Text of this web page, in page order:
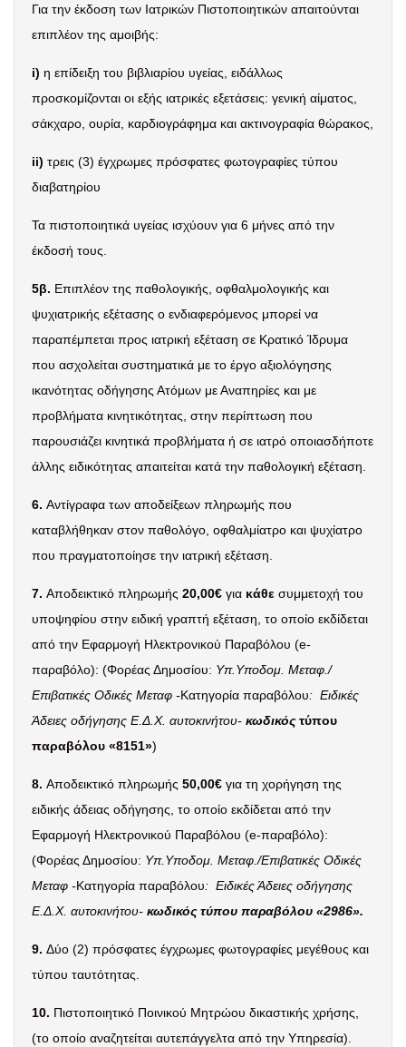
Για την έκδοση των Ιατρικών Πιστοποιητικών απαιτούνται
επιπλέον της αμοιβής:
i) η επίδειξη του βιβλιαρίου υγείας, ειδάλλως
προσκομίζονται οι εξής ιατρικές εξετάσεις: γενική αίματος,
σάκχαρο, ουρία, καρδιογράφημα και ακτινογραφία θώρακος,
ii) τρεις (3) έγχρωμες πρόσφατες φωτογραφίες τύπου
διαβατηρίου
Τα πιστοποιητικά υγείας ισχύουν για 6 μήνες από την
έκδοσή τους.
5β. Επιπλέον της παθολογικής, οφθαλμολογικής και
ψυχιατρικής εξέτασης ο ενδιαφερόμενος μπορεί να
παραπέμπεται προς ιατρική εξέταση σε Κρατικό Ίδρυμα
που ασχολείται συστηματικά με το έργο αξιολόγησης
ικανότητας οδήγησης Ατόμων με Αναπηρίες και με
προβλήματα κινητικότητας, στην περίπτωση που
παρουσιάζει κινητικά προβλήματα ή σε ιατρό οποιασδήποτε
άλλης ειδικότητας απαιτείται κατά την παθολογική εξέταση.
6. Αντίγραφα των αποδείξεων πληρωμής που
καταβλήθηκαν στον παθολόγο, οφθαλμίατρο και ψυχίατρο
που πραγματοποίησε την ιατρική εξέταση.
7. Αποδεικτικό πληρωμής 20,00€ για κάθε συμμετοχή του
υποψηφίου στην ειδική γραπτή εξέταση, το οποίο εκδίδεται
από την Εφαρμογή Ηλεκτρονικού Παραβόλου (e-
παραβόλο): (Φορέας Δημοσίου: Υπ.Υποδομ. Μεταφ./
Επιβατικές Οδικές Μεταφ -Κατηγορία παραβόλου: Ειδικές
Άδειες οδήγησης Ε.Δ.Χ. αυτοκινήτου- κωδικόςτύπου
παραβόλου «8151»)
8. Αποδεικτικό πληρωμής 50,00€ για τη χορήγηση της
ειδικής άδειας οδήγησης, το οποίο εκδίδεται από την
Εφαρμογή Ηλεκτρονικού Παραβόλου (e-παραβόλο):
(Φορέας Δημοσίου: Υπ.Υποδομ. Μεταφ./Επιβατικές Οδικές
Μεταφ -Κατηγορία παραβόλου: Ειδικές Άδειες οδήγησης
Ε.Δ.Χ. αυτοκινήτου- κωδικός τύπου παραβόλου «2986».
9. Δύο (2) πρόσφατες έγχρωμες φωτογραφίες μεγέθους και
τύπου ταυτότητας.
10. Πιστοποιητικό Ποινικού Μητρώου δικαστικής χρήσης,
(το οποίο αναζητείται αυτεπάγγελτα από την Υπηρεσία).